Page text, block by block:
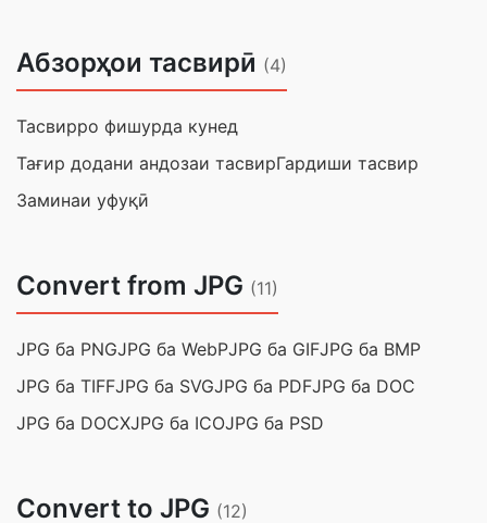
Абзорҳои тасвирӣ (4)
Тасвирро фишурда кунед
Тағир додани андозаи тасвирГардиши тасвир
Заминаи уфуқӣ
Convert from JPG (11)
JPG ба PNGJPG ба WebPJPG ба GIFJPG ба BMP
JPG ба TIFFJPG ба SVGJPG ба PDFJPG ба DOC
JPG ба DOCXJPG ба ICOJPG ба PSD
Convert to JPG (12)